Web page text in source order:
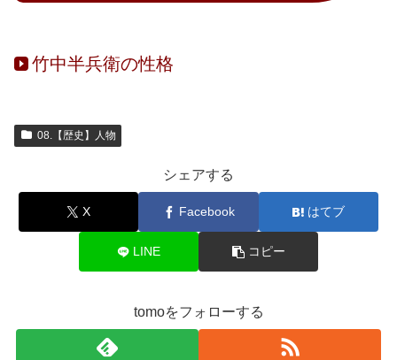
竹中半兵衛の性格
08.【歴史】人物
シェアする
X Facebook はてブ
LINE コピー
tomoをフォローする